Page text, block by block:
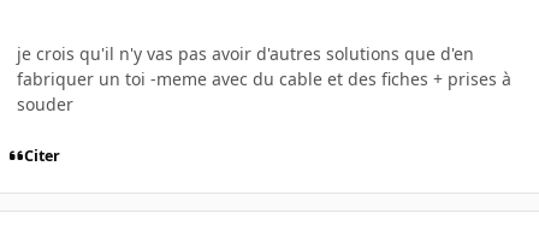
je crois qu'il n'y vas pas avoir d'autres solutions que d'en
fabriquer un toi -meme avec du cable et des fiches + prises à
souder
Citer